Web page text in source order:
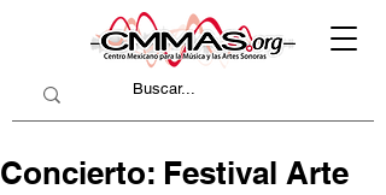
Concierto: Festival Arte